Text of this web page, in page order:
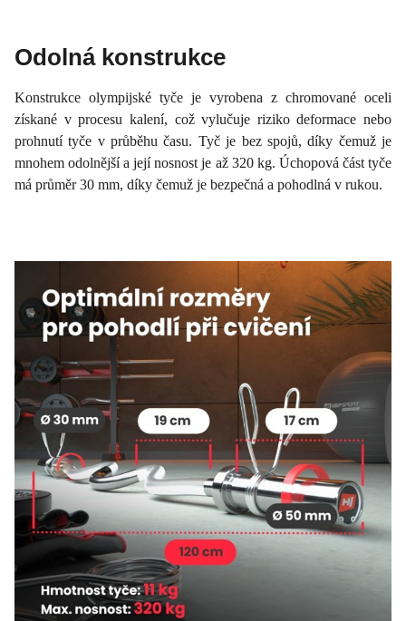
Odolná konstrukce
Konstrukce olympijské tyče je vyrobena z chromované oceli
získané v procesu kalení, což vylučuje riziko deformace nebo
prohnutí tyče v průběhu času. Tyč je bez spojů, díky čemuž je
mnohem odolnější a její nosnost je až 320 kg. Úchopová část tyče
má průměr 30 mm, díky čemuž je bezpečná a pohodlná v rukou.